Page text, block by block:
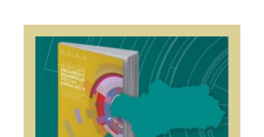
BUSCADOR
PUBLICACIONES
IX INFORME